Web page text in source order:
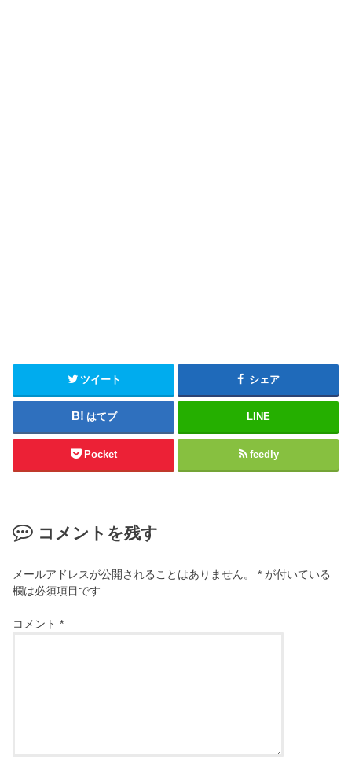
ツイート シェア
はてブ LINE
Pocket feedly
コメントを残す
メールアドレスが公開されることはありません。 * が付いている
欄は必須項目です
コメント*